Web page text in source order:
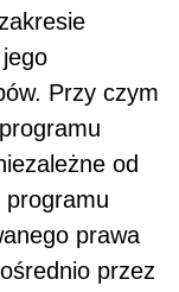
Przy czym
od
programu
prawa
przez